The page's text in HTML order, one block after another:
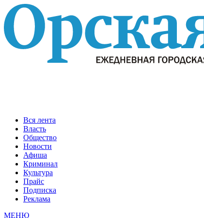
Вся лента
Власть
Общество
Новости
Афиша
Криминал
Культура
Прайс
Подписка
Реклама
МЕНЮ